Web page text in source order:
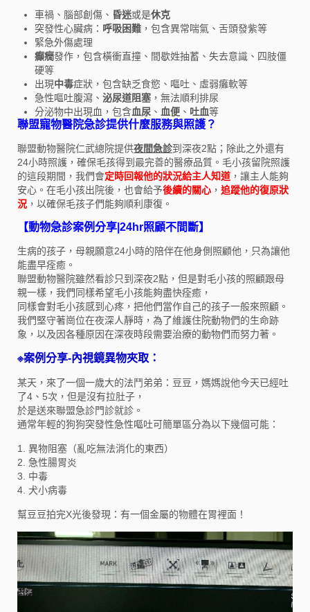
車禍、腦部創傷、 昏迷或是休克
突發性心臟病： 呼吸困難 ，包含異常喘氣、舌頭發紫等
緊急外傷處理
癲癇發作，包含橫衝直撞、間歇姓抽蓄、失去意識、四肢僵
硬等
出現中毒症狀，包含缺乏食慾、嘔吐、虛弱癱軟等
急性嘔吐腹瀉、 泌尿道阻塞 ，無法順利排尿
分泌物中出現血，包含血尿 、 血便 、 吐血等
聯盟寵物醫院急診提供什麼服務與照護？
聯盟動物醫院仁武總院提供夜間急診到深夜2點；除此之外還有
24小時照護，確保毛孩得到最完善的醫療品質。毛小孩留院照護
的這段期間，我們會定時回報他的狀況給主人知道 ，讓主人能夠
安心。在毛小孩出院後，也會給予後續的關心 ， 追蹤他的復原狀
況 ，以確保毛孩子們能夠順利康復。
【動物急診案例分享|24hr照顧不間斷】
生病的孩子，母親願意24小時的陪伴在他身側照顧他，只為讓他
能盡早痊癒。
聯盟動物醫院雖然看診只到深夜2點，但是對毛小孩的照顧跟母
親一樣，我們同樣希望毛小孩能夠盡快痊癒，
同樣會對毛小孩感到心疼，把他們當作自己的孩子一般來照顧。
我們堅守著崗位在夜深人靜時，為了維護住院動物們的生命跡
象，以及因各種原因在深夜時段需要治療的動物們而努力著。
※案例分享-內視鏡異物夾取：
某天，來了一個一歲大的法鬥弟弟：豆豆，媽媽說他今天已經吐
了4、5次，但是沒有拉肚子，
於是送來聯盟急診門診就診。
通常年輕的狗狗突發性急性嘔吐可簡單區分為以下幾個可能：
1. 異物阻塞（亂吃無法消化的東西）
2. 急性腸胃炎
3. 中毒
4. 犬小病毒
幫豆豆拍完X光後發現：有一個金屬的物體在胃裡面！